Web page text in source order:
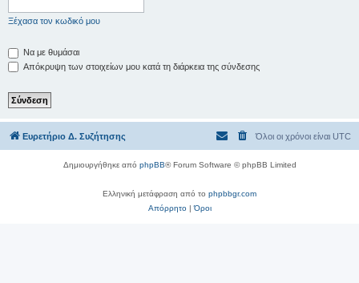
Ξέχασα τον κωδικό μου
Να με θυμάσαι
Απόκρυψη των στοιχείων μου κατά τη διάρκεια της σύνδεσης
Ευρετήριο Δ. Συζήτησης Όλοι οι χρόνοι είναι UTC
Δημιουργήθηκε από phpBB® Forum Software © phpBB Limited
Ελληνική μετάφραση από το phpbbgr.com
Απόρρητο|Όροι